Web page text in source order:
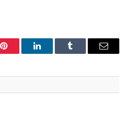
Pinterest LinkedInTumblr
E-